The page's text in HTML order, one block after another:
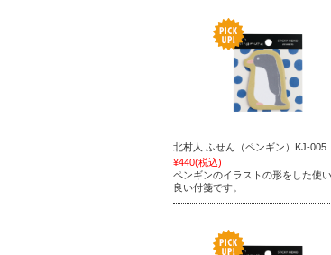
北村人 ふせん（ペンギン）KJ-005
¥440(税込)
ペンギンのイラストの形をした使
良い付箋です。